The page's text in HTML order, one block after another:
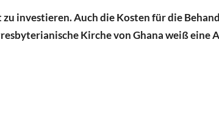
investieren. Auch die Kosten für die
Kirche von Ghana weiß eine